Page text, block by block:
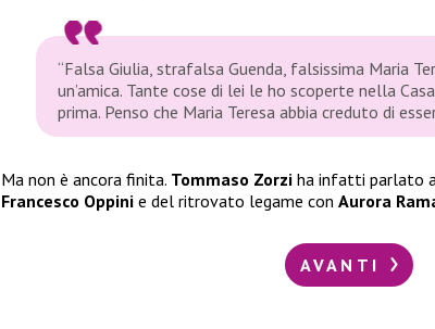
“Falsa Giulia, strafalsa Guenda, falsissima Maria
un’amica. Tante cose di lei le ho scoperte nella
prima. Penso che Maria Teresa abbia creduto di
Ma non è ancora finita. Tommaso Zorzi ha infatti parlato
Francesco Oppini e del ritrovato legame con Aurora
AVANTI